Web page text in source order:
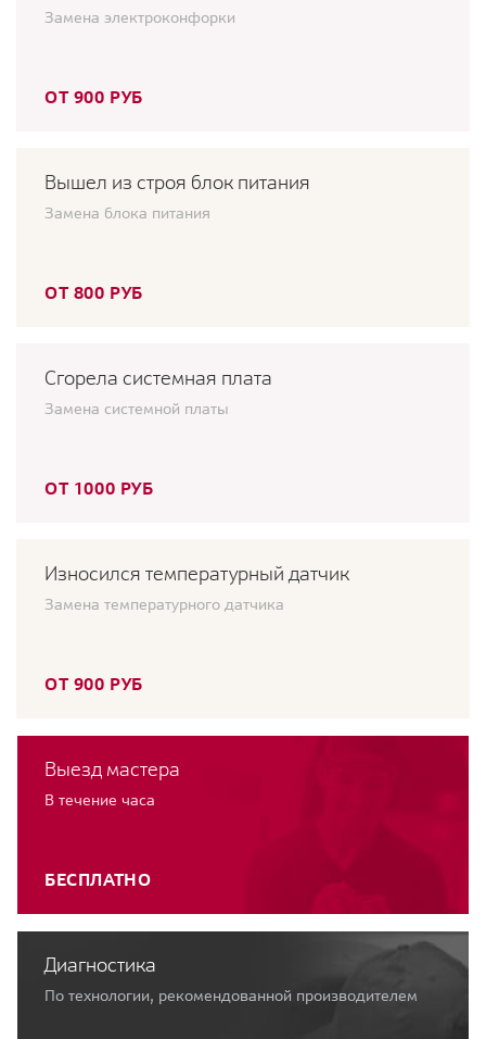
Замена электроконфорки
ОТ 900 РУБ
Вышел из строя блок питания
Замена блока питания
ОТ 800 РУБ
Сгорела системная плата
Замена системной платы
ОТ 1000 РУБ
Износился температурный датчик
Замена температурного датчика
ОТ 900 РУБ
Выезд мастера
В течение часа
БЕСПЛАТНО
Диагностика
По технологии, рекомендованной производителем